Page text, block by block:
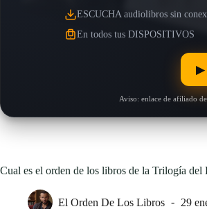
ESCUCHA audiolibros sin
En todos tus DISPOSITIVOS
▶︎
Aviso: enlace de afiliado de
Cual es el orden de los libros de la Trilogía del
El Orden De Los Libros 29